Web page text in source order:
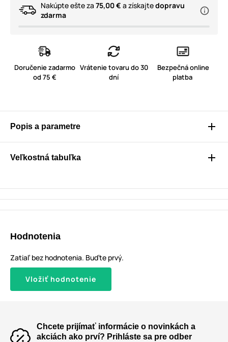
Nakúpte ešte za 75,00 € a získajtedopravu
zdarma
Doručenie zadarmo
od 75 €
Vrátenie tovaru do 30
dní
Bezpečná online
platba
Popis a parametre
Veľkostná tabuľka
Hodnotenia
Zatiaľ bez hodnotenia. Buďte prvý.
Vložiť hodnotenie
Chcete prijímať informácie o novinkách a
akciách ako prví? Prihláste sa pre odber